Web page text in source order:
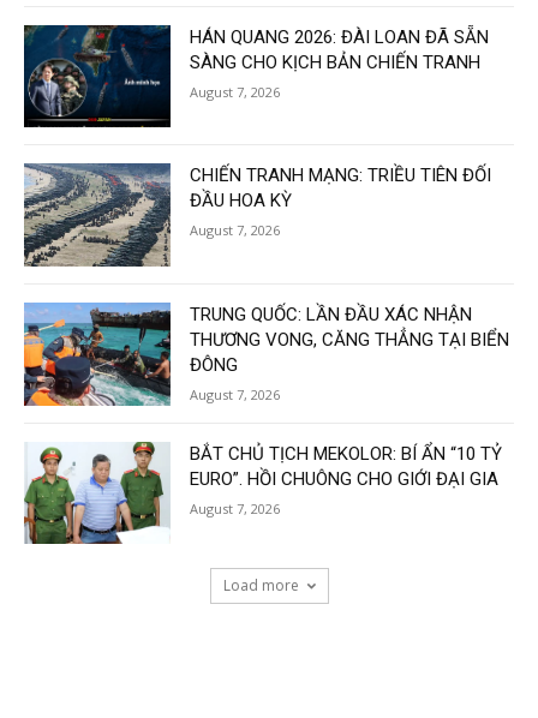
HÁN QUANG 2026: ĐÀI LOAN ĐÃ SẴN
SÀNG CHO KỊCH BẢN CHIẾN TRANH
August 7, 2026
CHIẾN TRANH MẠNG: TRIỀU TIÊN ĐỐI
ĐẦU HOA KỲ
August 7, 2026
TRUNG QUỐC: LẦN ĐẦU XÁC NHẬN
THƯƠNG VONG, CĂNG THẲNG TẠI BIỂN
ĐÔNG
August 7, 2026
BẮT CHỦ TỊCH MEKOLOR: BÍ ẨN “10 TỶ
EURO”. HỒI CHUÔNG CHO GIỚI ĐẠI GIA
August 7, 2026
Load more